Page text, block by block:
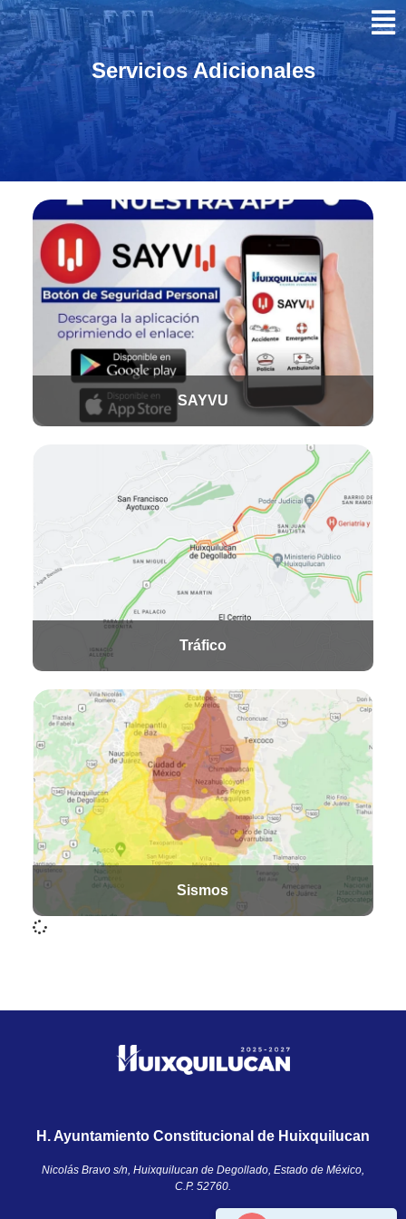
Servicios Adicionales
SAYVU
Tráfico
Sismos
H. Ayuntamiento Constitucional de Huixquilucan
Nicolás Bravo s/n, Huixquilucan de Degollado, Estado de México,
C.P. 52760.​